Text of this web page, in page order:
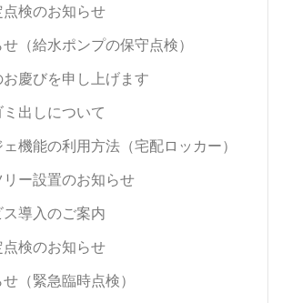
検のお知らせ
（給水ポンプの保守点検）
慶びを申し上げます
出しについて
機能の利用方法（宅配ロッカー）
ー設置のお知らせ
導入のご案内
検のお知らせ
（緊急臨時点検）